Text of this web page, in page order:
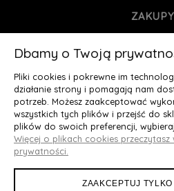
ZAKUPY
MOJE
O NAS
Deluxury.pl
Dbamy o Twoją
Pliki cookies i pokrewne im
działanie strony i pomagają nam
potrzeb. Możesz zaakceptować
wszystkich tych plików i przejść do
plików do swoich preferencji,
Więcej o plikach cookies przeczytasz
prywatności.
ZAAKCEPTUJ